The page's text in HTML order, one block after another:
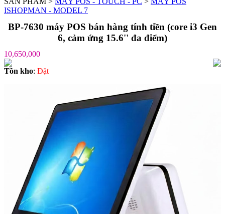
ISHOPMAN - MODEL 7
BP-7630 máy POS bán hàng tính tiền (core i3 Gen
6, cảm ứng 15.6'' đa điểm)
10,650,000
Tồn kho: Ðặt